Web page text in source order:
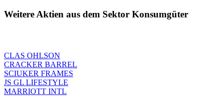
Weitere Aktien aus dem Sektor Konsumgüter
CLAS OHLSON
CRACKER BARREL
SCIUKER FRAMES
JS GL LIFESTYLE
MARRIOTT INTL